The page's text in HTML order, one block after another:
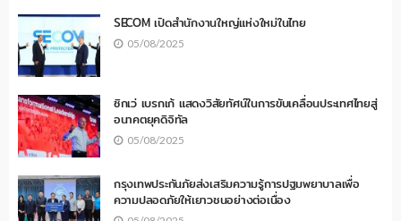
SECOM เปิดสำนักงานใหญ่แห่งใหม่ในไทย
05/08/2025
ซิกเว่ เบรกเก้ แสดงวิสัยทัศน์ในการขับเคลื่อนประเทศไทยสู่
อนาคตยุคดิจิทัล
05/08/2025
กรุงเทพประกันภัยส่งเสริมความรู้การปฐมพยาบาลเพื่อ
ความปลอดภัยให้เยาวชนอย่างต่อเนื่อง